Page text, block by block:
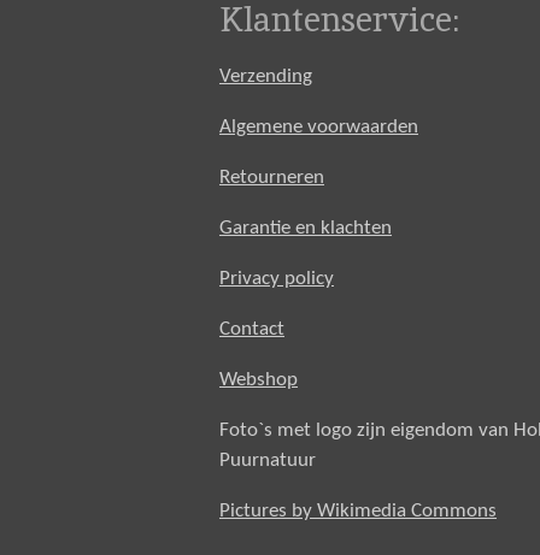
Klantenservice:
Verzending
Algemene voorwaarden
Retourneren
Garantie en klachten
Privacy policy
Contact
Webshop
Foto`s met logo zijn eigendom van
Puurnatuur
Pictures by Wikimedia Commons